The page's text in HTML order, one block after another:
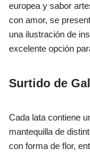
europea y sabor
con amor, se
una ilustración de
excelente opción
Surtido de
Cada lata contiene
mantequilla de
con forma de flor,